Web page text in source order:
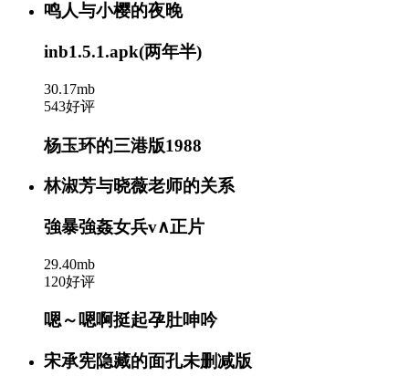
鸣人与小樱的夜晚
inb1.5.1.apk(两年半)
30.17mb
543好评
杨玉环的三港版1988
林淑芳与晓薇老师的关系
強暴強姦女兵v∧正片
29.40mb
120好评
嗯～嗯啊挺起孕肚呻吟
宋承宪隐藏的面孔未删减版